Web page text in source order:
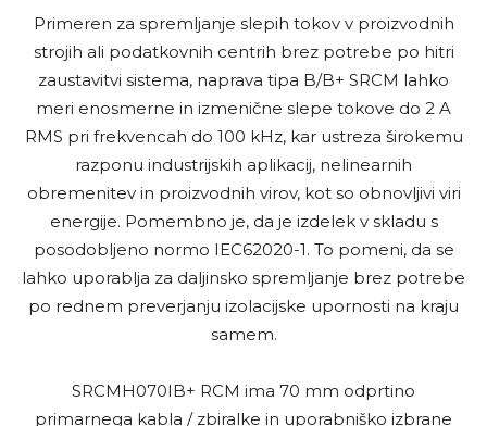
Primeren za spremljanje slepih tokov v proizvodnih
strojih ali podatkovnih centrih brez potrebe po hitri
zaustavitvi sistema, naprava tipa B/B+ SRCM lahko
meri enosmerne in izmenične slepe tokove do 2 A
RMS pri frekvencah do 100 kHz, kar ustreza širokemu
razponu industrijskih aplikacij, nelinearnih
obremenitev in proizvodnih virov, kot so obnovljivi viri
energije. Pomembno je, da je izdelek v skladu s
posodobljeno normo IEC62020-1. To pomeni, da se
lahko uporablja za daljinsko spremljanje brez potrebe
po rednem preverjanju izolacijske upornosti na kraju
samem.
SRCMH070IB+ RCM ima 70 mm odprtino
primarnega kabla / zbiralke in uporabniško izbrane